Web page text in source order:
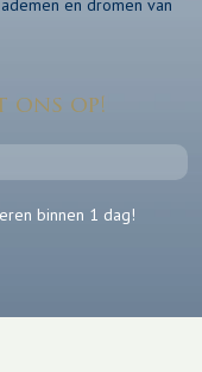
en dromen van
ons op!
binnen 1 dag!